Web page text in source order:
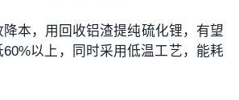
降本，用回收铝渣提纯硫化锂，有望
以上，同时采用低温工艺，能耗